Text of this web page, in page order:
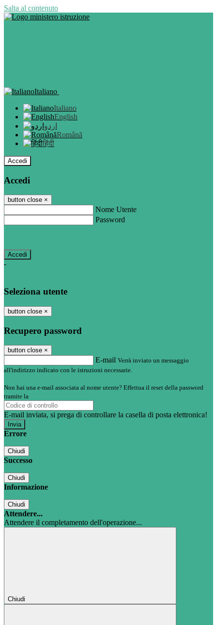
Salta al contenuto
Italiano
Italiano
English
اردو
Română
हिंदी
Accedi
Accedi
button close ×
Nome Utente
Password
-
Seleziona utente
button close ×
Recupero password
button close ×
E-mail Verrà inviato un messaggio
all'indirizzo indicato con le istruzioni necessarie.
Non hai una e-mail associata al nome utente? Effettua il reset della password
tramite la
E-mail inviata, si prega di controllare la casella di posta elettronica!
Errore
Chiudi
Successo
Chiudi
Informazione
Chiudi
Attendere...
Attendere il completamento dell'operazione...
Chiudi